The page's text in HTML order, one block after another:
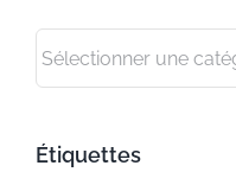
Étiquettes